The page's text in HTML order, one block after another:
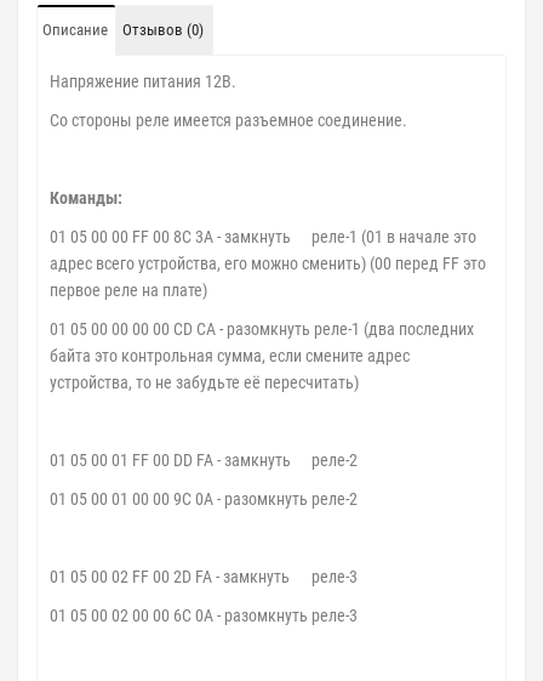
Описание Отзывов (0)
Напряжение питания 12В.
Со стороны реле имеется разъемное соединение.
Команды:
01 05 00 00 FF 00 8C 3A - замкнуть
реле-1 (01 в начале это
адрес всего устройства, его можно сменить) (00 перед FF это
первое реле на плате)
01 05 00 00 00 00 CD CA - разомкнуть реле-1 (два последних
байта это контрольная сумма, если смените адрес
устройства, то не забудьте её пересчитать)
01 05 00 01 FF 00 DD FA - замкнуть
реле-2
01 05 00 01 00 00 9C 0A - разомкнуть реле-2
01 05 00 02 FF 00 2D FA - замкнуть
реле-3
01 05 00 02 00 00 6C 0A - разомкнуть реле-3